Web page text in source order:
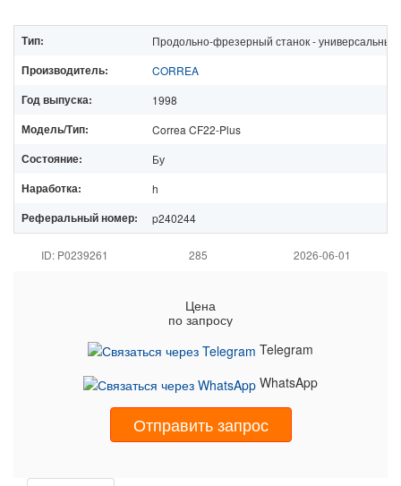
Тип: Продольно-фрезерный станок - универсальный
Производитель: CORREA
Год выпуска: 1998
Модель/Тип: Correa CF22-Plus
Состояние: Бу
Наработка: h
Реферальный номер: p240244
ID: P0239261 285 2026-06-01
Цена
по запросу
Telegram
WhatsApp
Отправить запрос